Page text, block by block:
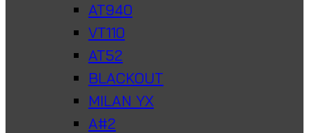
AT940
VT110
AT52
BLACKOUT
MILAN YX
A#2